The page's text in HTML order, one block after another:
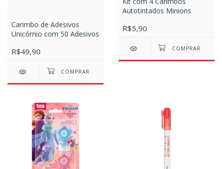
Carimbo de Adesivos
Unicórnio com 50 Adesivos
R$49,90
Autotintados Minions
R$5,90